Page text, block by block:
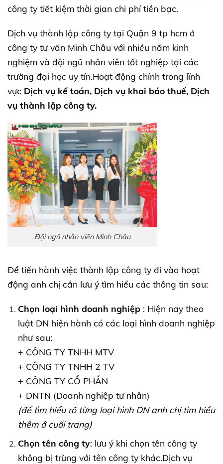
công ty tiết kiệm thời gian chi phí tiền bạc.
Dịch vụ thành lập công ty tại Quận 9 tp hcm ở
công ty tư vấn Minh Châu với nhiều năm kinh
nghiệm và đội ngũ nhân viên tốt nghiệp tại các
trường đại học uy tín.Hoạt động chính trong lĩnh
vực Dịch vụ kế toán, Dịch vụ khai báo thuế, Dịch
vụ thành lập công ty.
Đội ngũ nhân viên Minh Châu
Để tiến hành việc thành lập công ty đi vào hoạt
động anh chị cần lưu ý tìm hiểu các thông tin sau:
Chọn loại hình doanh nghiệp: Hiện nay theo
luật DN hiện hành có các loại hình doanh nghiệp
như sau:
+ CÔNG TY TNHH MTV
+ CÔNG TY TNHH 2 TV
+ CÔNG TY CỔ PHẦN
+ DNTN (Doanh nghiệp tư nhân)
(để tìm hiểu rõ từng loại hình DN anh chị tìm hiểu
thêm ở cuối trang)
Chọn tên công ty: lưu ý khi chọn tên công ty
không bị trùng với tên công ty khác.Dịch vụ